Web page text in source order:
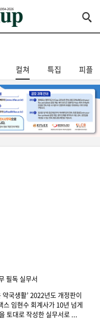
컬쳐 특집 피플
필독 실무서
국생활’ 2022년도 개정판이
스 임현수 회계사가 10년 넘게
토대로 작성한 실무서로 ...